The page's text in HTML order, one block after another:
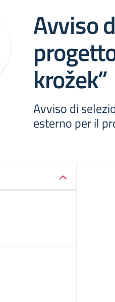
Avviso
krožek”
Avviso di
esterno per il